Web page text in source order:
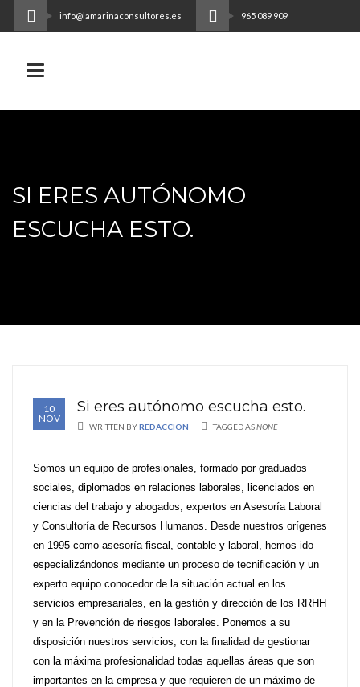
info@lamarinaconsultores.es 965 089 909
Toggle navigation
SI ERES AUTÓNOMO
ESCUCHA ESTO.
10
NOV
Si eres autónomo escucha esto.
WRITTEN BYREDACCION TAGGED ASNONE
Somos un equipo de profesionales, formado por graduados
sociales, diplomados en relaciones laborales, licenciados en
ciencias del trabajo y abogados, expertos en Asesoría Laboral
y Consultoría de Recursos Humanos. Desde nuestros orígenes
en 1995 como asesoría fiscal, contable y laboral, hemos ido
especializándonos mediante un proceso de tecnificación y un
experto equipo conocedor de la situación actual en los
servicios empresariales, en la gestión y dirección de los RRHH
y en la Prevención de riesgos laborales. Ponemos a su
disposición nuestros servicios, con la finalidad de gestionar
con la máxima profesionalidad todas aquellas áreas que son
importantes en la empresa y que requieren de un máximo de